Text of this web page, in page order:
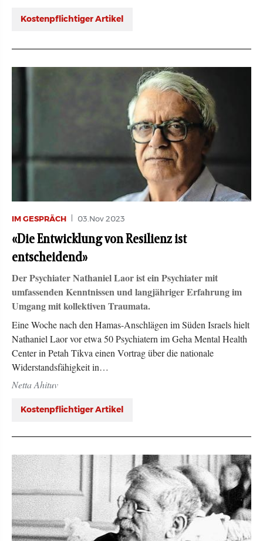
Kostenpflichtiger Artikel
IM GESPRÄCH 03.Nov 2023
«Die Entwicklung von Resilienz ist
entscheidend»
Der Psychiater Nathaniel Laor ist ein Psychiater mit
umfassenden Kenntnissen und langjähriger Erfahrung im
Umgang mit kollektiven Traumata.
Eine Woche nach den Hamas-Anschlägen im Süden Israels hielt
Nathaniel Laor vor etwa 50 Psychiatern im Geha Mental Health
Center in Petah Tikva einen Vortrag über die nationale
Widerstandsfähigkeit in…
Netta Ahituv
Kostenpflichtiger Artikel